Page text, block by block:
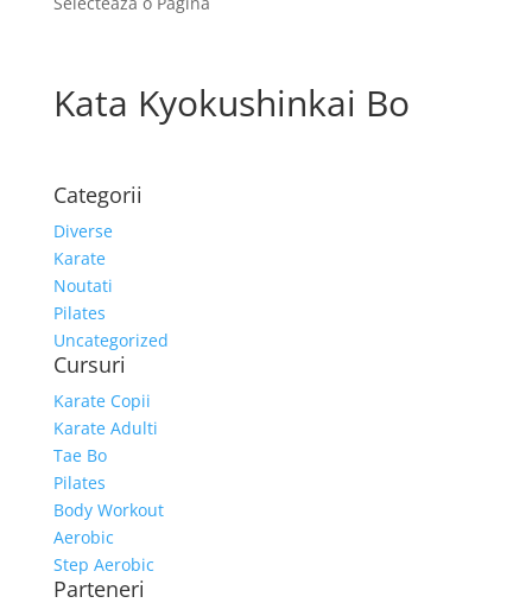
Kata Kyokushinkai Bo
Categorii
Diverse
Karate
Noutati
Pilates
Uncategorized
Cursuri
Karate Copii
Karate Adulti
Tae Bo
Pilates
Body Workout
Aerobic
Step Aerobic
Parteneri